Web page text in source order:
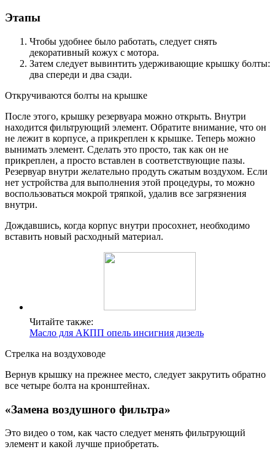
Этапы
Чтобы удобнее было работать, следует снять
декоративный кожух с мотора.
Затем следует вывинтить удерживающие крышку болты:
два спереди и два сзади.
Откручиваются болты на крышке
После этого, крышку резервуара можно открыть. Внутри
находится фильтрующий элемент. Обратите внимание, что он
не лежит в корпусе, а прикреплен к крышке. Теперь можно
вынимать элемент. Сделать это просто, так как он не
прикреплен, а просто вставлен в соответствующие пазы.
Резервуар внутри желательно продуть сжатым воздухом. Если
нет устройства для выполнения этой процедуры, то можно
воспользоваться мокрой тряпкой, удалив все загрязнения
внутри.
Дождавшись, когда корпус внутри просохнет, необходимо
вставить новый расходный материал.
Читайте также:
Масло для АКПП опель инсигния дизель
Стрелка на воздуховоде
Вернув крышку на прежнее место, следует закрутить обратно
все четыре болта на кронштейнах.
«Замена воздушного фильтра»
Это видео о том, как часто следует менять фильтрующий
элемент и какой лучше приобретать.